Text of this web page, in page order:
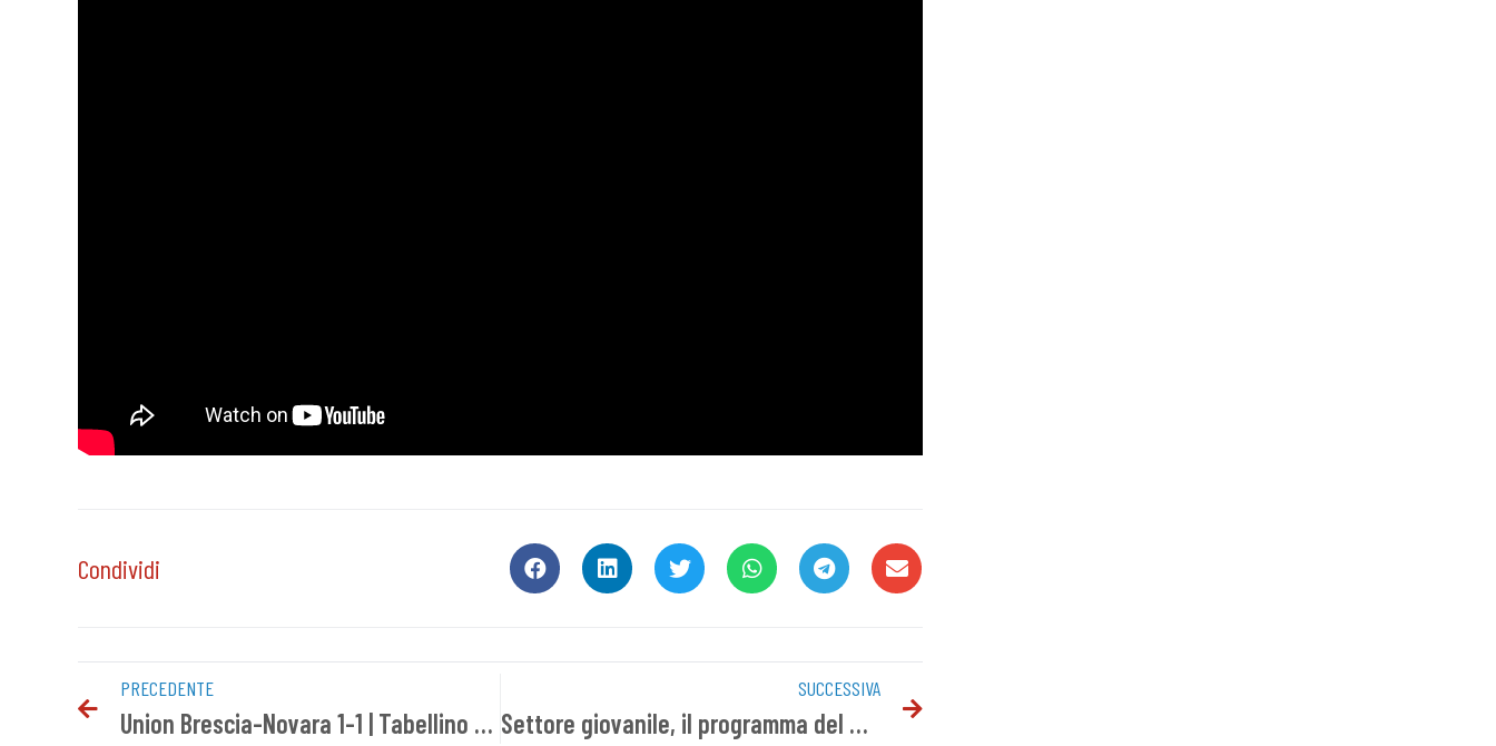
Condividi
PRECEDENTE
Union Brescia-Novara 1-1 | Tabellino del match
SUCCESSIVA
Settore giovanile, il programma del weekend